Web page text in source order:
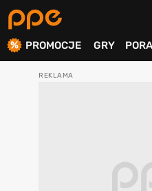
PROMOCJE GRY